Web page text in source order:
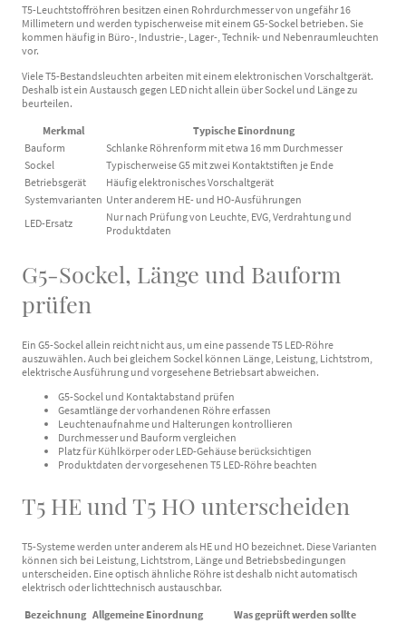
T5-Leuchtstoffröhren besitzen einen Rohrdurchmesser von ungefähr 16
Millimetern und werden typischerweise mit einem G5-Sockel betrieben. Sie
kommen häufig in Büro-, Industrie-, Lager-, Technik- und Nebenraumleuchten
vor.
Viele T5-Bestandsleuchten arbeiten mit einem elektronischen Vorschaltgerät.
Deshalb ist ein Austausch gegen LED nicht allein über Sockel und Länge zu
beurteilen.
Merkmal
Typische Einordnung
Bauform
Schlanke Röhrenform mit etwa 16 mm Durchmesser
Sockel
Typischerweise G5 mit zwei Kontaktstiften je Ende
Betriebsgerät
Häufig elektronisches Vorschaltgerät
Systemvarianten Unter anderem HE- und HO-Ausführungen
LED-Ersatz
Nur nach Prüfung von Leuchte, EVG, Verdrahtung und
Produktdaten
G5-Sockel, Länge und Bauform
prüfen
Ein G5-Sockel allein reicht nicht aus, um eine passende T5 LED-Röhre
auszuwählen. Auch bei gleichem Sockel können Länge, Leistung, Lichtstrom,
elektrische Ausführung und vorgesehene Betriebsart abweichen.
G5-Sockel und Kontaktabstand prüfen
Gesamtlänge der vorhandenen Röhre erfassen
Leuchtenaufnahme und Halterungen kontrollieren
Durchmesser und Bauform vergleichen
Platz für Kühlkörper oder LED-Gehäuse berücksichtigen
Produktdaten der vorgesehenen T5 LED-Röhre beachten
T5 HE und T5 HO unterscheiden
T5-Systeme werden unter anderem als HE und HO bezeichnet. Diese Varianten
können sich bei Leistung, Lichtstrom, Länge und Betriebsbedingungen
unterscheiden. Eine optisch ähnliche Röhre ist deshalb nicht automatisch
elektrisch oder lichttechnisch austauschbar.
Bezeichnung Allgemeine Einordnung Was geprüft werden sollte